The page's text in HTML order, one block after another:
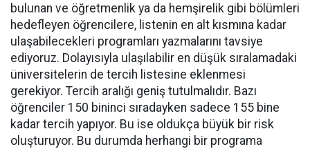
bulunan ve öğretmenlik ya da hemşirelik gibi bölümleri
hedefleyen öğrencilere, listenin en alt kısmına kadar
ulaşabilecekleri programları yazmalarını tavsiye
ediyoruz. Dolayısıyla ulaşılabilir en düşük sıralamadaki
üniversitelerin de tercih listesine eklenmesi
gerekiyor. Tercih aralığı geniş tutulmalıdır. Bazı
öğrenciler 150 bininci sıradayken sadece 155 bine
kadar tercih yapıyor. Bu ise oldukça büyük bir risk
oluşturuyor. Bu durumda herhangi bir programa